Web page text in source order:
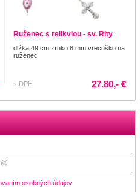
osobných údajov
Ruženec s relikviou - sv. Rity
dlžka 49 cm zrnko 8 mm vrecuško na
ruženec
s DPH 27.80,- €